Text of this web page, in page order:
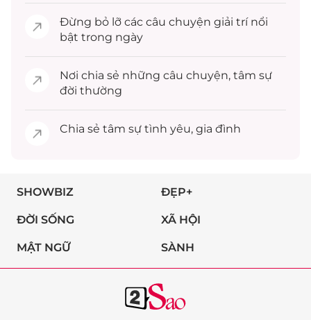
Đừng bỏ lỡ các câu chuyện giải trínổi
bật trong ngày
Nơi chia sẻ những câu chuyện, tâm sự
đời thường
Chia sẻ tâm sự tình yêu, gia đình
SHOWBIZ ĐẸP+
ĐỜI SỐNG XÃ HỘI
MẬT NGỮ SÀNH